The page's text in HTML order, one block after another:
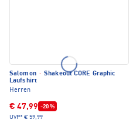
Salomon · Shakeout CORE Graphic
Laufshirt
Herren
€ 47,99 -20 %
UVP* € 59,99